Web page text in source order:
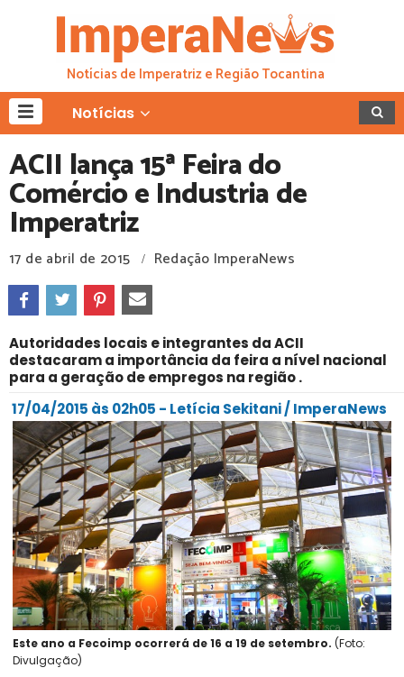
Notícias de Imperatriz e Região Tocantina
Notícias
ACII lança 15ª Feira do
Comércio e Industria de
Imperatriz
17 de abril de 2015 / Redação ImperaNews
Autoridades locais e integrantes da ACII
destacaram a importância da feira a nível nacional
para a geração de empregos na região .
17/04/2015 às 02h05 - Letícia Sekitani / ImperaNews
Este ano a Fecoimp ocorrerá de 16 a 19 de setembro. (Foto:
Divulgação)